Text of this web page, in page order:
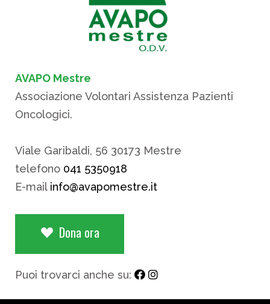
AVAPO Mestre
Associazione Volontari Assistenza Pazienti
Oncologici.
Viale Garibaldi, 56 30173 Mestre
telefono 041 5350918
E-mail info@avapomestre.it
Dona ora
Puoi trovarci anche su: